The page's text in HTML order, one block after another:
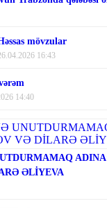
mövzular
16:43
14:40
ƏLİYEVA